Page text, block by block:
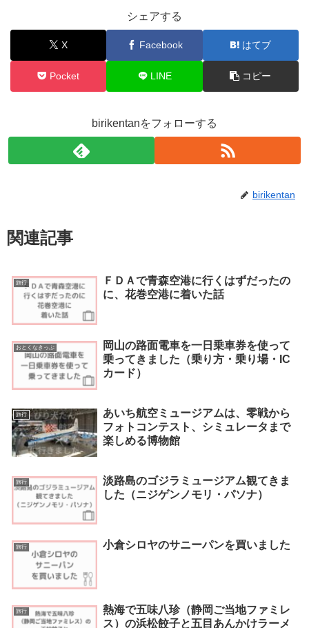
シェアする
X Facebook はてブ
Pocket LINE コピー
birikentanをフォローする
birikentan
関連記事
旅行
ＦＤＡで青森空港に行くはずだったの
に、花巻空港に着いた話
おとくなきっぷ
岡山の路面電車を一日乗車券を使って
乗ってきました（乗り方・乗り場・IC
カード）
旅行
あいち航空ミュージアムは、零戦から
フォトコンテスト、シミュレータまで
楽しめる博物館
旅行
淡路島のゴジラミュージアム観てきま
した（ニジゲンノモリ・パソナ）
旅行 小倉シロヤのサニーパンを買いました
旅行
熱海で五味八珍（静岡ご当地ファミレ
ス）の浜松餃子と五目あんかけラーメ